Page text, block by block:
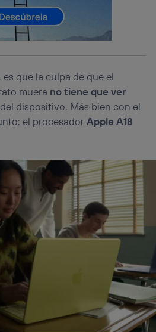
que la culpa de que el
muera no tiene que ver
del dispositivo. Más bien con el
el procesadorApple A18
a la conexión de internet, por lo
conecte su dispositivo y
recibirá el mismo
de banda ancha(p. ej., Wi-Fi),
de los miembros del hogar
, el marketing será más
se basará únicamente en la
del móvil.
Utiq seleccionando
de Utiq
más información, consulta
de Utiq